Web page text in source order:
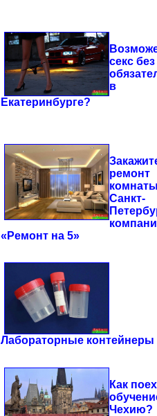
секс без
в
Екатеринбурге?
ремонт
Санкт-
«Ремонт на 5»
Лабораторные контейнеры
Как
Чехию?